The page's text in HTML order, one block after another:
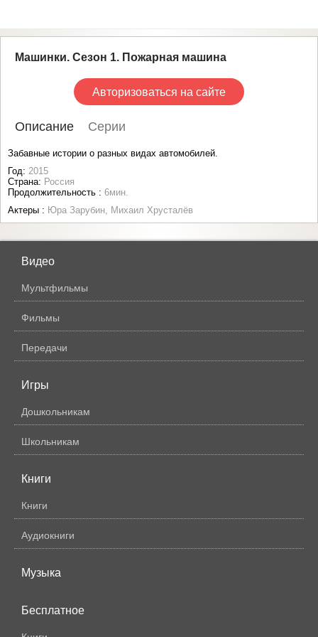
Машинки. Сезон 1. Пожарная машина
Авторизоваться на сайте
Описание Серии
Забавные истории о разных видах автомобилей.
Год: 2015
Страна: Россия
Продолжительность : 6мин.
Актеры : Юра Зарубин, Михаил Хрусталёв
Видео
Мультфильмы
Фильмы
Передачи
Игры
Дошкольникам
Школьникам
Книги
Книги
Аудиокниги
Музыка
Бесплатное